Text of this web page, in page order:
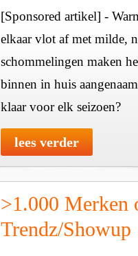
[Sponsored artikel] -
elkaar vlot af met milde,
schommelingen maken
binnen in huis
klaar voor elk seizoen?
lees verder
>1.000 Merken
Trendz/Showup